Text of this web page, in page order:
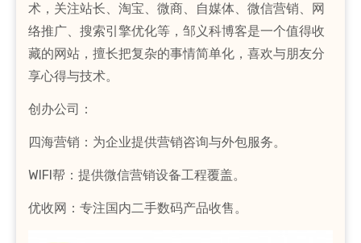
术，关注站长、淘宝、微商、自媒体、微信营销、网
络推广、搜索引擎优化等，邹义科博客是一个值得收
藏的网站，擅长把复杂的事情简单化，喜欢与朋友分
享心得与技术。
创办公司：
四海营销：为企业提供营销咨询与外包服务。
WIFI帮：提供微信营销设备工程覆盖。
优收网：专注国内二手数码产品收售。